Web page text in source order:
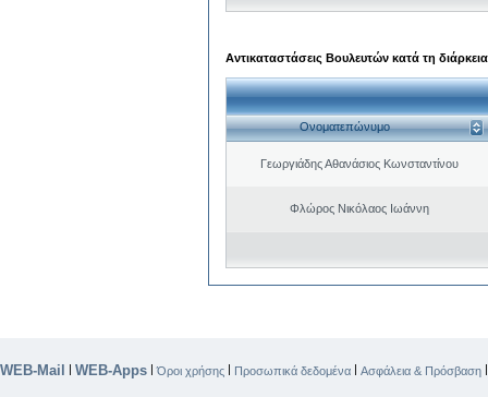
Αντικαταστάσεις Βουλευτών κατά τη
Ονοματεπώνυμο
Γεωργιάδης Αθανάσιος Κωνσταντίνου
Φλώρος Νικόλαος Ιωάννη
WEB-Mail | WEB-Apps |Όροι χρήσης | Προσωπικά δεδομένα | Ασφάλεια & Πρόσβαση